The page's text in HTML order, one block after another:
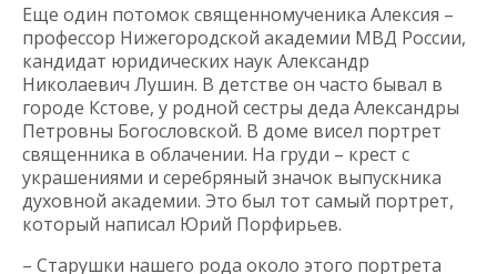
Еще один потомок священномученика Алексия –
профессор Нижегородской академии МВД России,
кандидат юридических наук Александр
Николаевич Лушин. В детстве он часто бывал в
городе Кстове, у родной сестры деда Александры
Петровны Богословской. В доме висел портрет
священника в облачении. На груди – крест с
украшениями и серебряный значок выпускника
духовной академии. Это был тот самый портрет,
который написал Юрий Порфирьев.
– Старушки нашего рода около этого портрета